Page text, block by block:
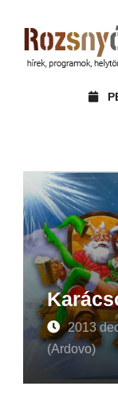
2013
(Ardovo)